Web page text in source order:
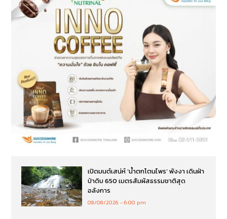
เปิดมนต์เสน่ห์ ‘น้ำตกโตนไพร’ พังงา เดินฝ่า
ป่าดิบ 650 เมตรสัมผัสธรรมชาติสุด
อลังการ
08/08/2026 6:00 pm